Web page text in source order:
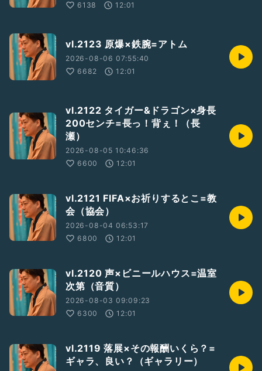
6138
12:01
vl.2123 原爆×鉄腕=アトム
2026-08-06 07:55:40
6682
12:01
vl.2122 タイガー&ドラゴン×身長
200センチ=長っ！背ぇ！（長
瀬）
2026-08-05 10:46:36
6600
12:01
vl.2121 FIFA×お祈りするとこ=教
会（協会）
2026-08-04 06:53:17
6800
12:01
vl.2120 声×ビニールハウス=温室
次第（音質）
2026-08-03 09:09:23
6300
12:01
vl.2119 落展×その報酬いくら？=
ギャラ、良い？（ギャラリー）